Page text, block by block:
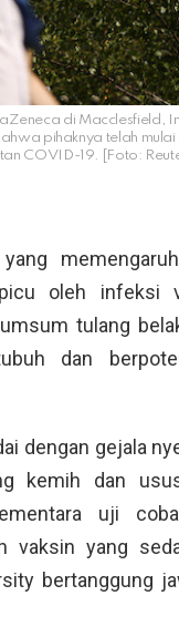
di Macclesfield,
pihaknya telah
COVID-19. [Foto:
oleh infeksi
tulang
dan
dengan gejala
kemih dan
uji
vaksin yang
bertanggung